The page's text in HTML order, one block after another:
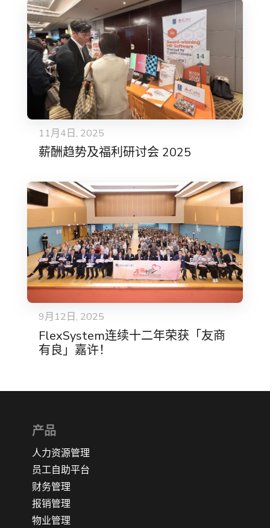
11月4日, 2025
薪酬趋势及福利研讨会 2025
9月12日, 2025
FlexSystem连续十二年荣获「友商
有良」嘉许！
产品
人力资源管理
员工自助平台
财务管理
报销管理
物业管理